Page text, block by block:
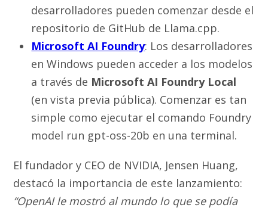
desarrolladores pueden comenzar desde el
repositorio de GitHub de Llama.cpp.
Microsoft AI Foundry: Los desarrolladores
en Windows pueden acceder a los modelos
a través de Microsoft AI Foundry Local
(en vista previa pública). Comenzar es tan
simple como ejecutar el comando Foundry
model run gpt-oss-20b en una terminal.
El fundador y CEO de NVIDIA, Jensen Huang,
destacó la importancia de este lanzamiento:
“OpenAI le mostró al mundo lo que se podía